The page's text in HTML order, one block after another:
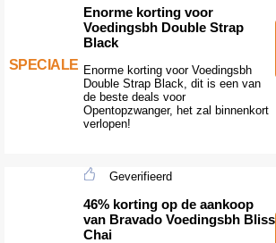
SPECIALE
Enorme korting voor
Voedingsbh Double Strap
Black
Enorme korting voor Voedingsbh
Double Strap Black, dit is een van
de beste deals voor
Opentopzwanger, het zal binnenkort
verlopen!
Geverifieerd
46% korting op de aankoop
van Bravado Voedingsbh Bliss
Chai